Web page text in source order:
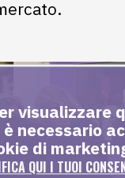
visualizzare
necessario
di
QUI I TUOI